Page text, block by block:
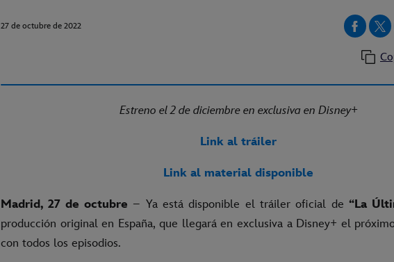
27 de octubre de 2022
Estreno el 2 de diciembre en exclusiva en Disney+
Link al tráiler
Link al material disponible
Madrid, 27 de octubre – Ya está disponible el tráiler oficial de “La
producción original en España, que llegará en exclusiva a Disney+ el
con todos los episodios.